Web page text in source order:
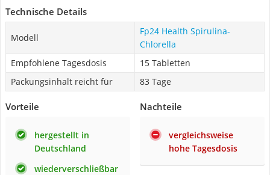
Technische Details
Modell
Fp24 Health Spirulina-
Chlorella
Empfohlene Tagesdosis
15 Tabletten
Packungsinhalt reicht für
83 Tage
Vorteile
hergestellt in
Deutschland
wiederverschließbar
Nachteile
vergleichsweise
hohe Tagesdosis